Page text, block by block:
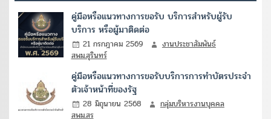
คู่มือหรือแนวทางการขอรับ บริการสำหรับผู้รับ
บริการ หรือผู้มาติดต่อ
21 กรกฎาคม 2569
งานประชาสัมพันธ์
สพม.สุรินทร์
คู่มือหรือแนวทางการขอรับบริการการทำบัตรประจำ
ตัวเจ้าหน้าที่ของรัฐ
28 มิถุนายน 2568
กลุ่มบริหารงานบุคคล
สพม.สร